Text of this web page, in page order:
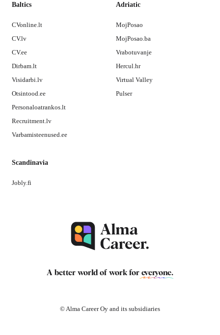
Baltics
CVonline.lt
CV.lv
CV.ee
Dirbam.lt
Visidarbi.lv
Otsintood.ee
Personaloatrankos.lt
Recruitment.lv
Varbamisteenused.ee
Adriatic
MojPosao
MojPosao.ba
Vrabotuvanje
Hercul.hr
Virtual Valley
Pulser
Scandinavia
Jobly.fi
A better world of work for everyone.
© Alma Career Oy and its subsidiaries